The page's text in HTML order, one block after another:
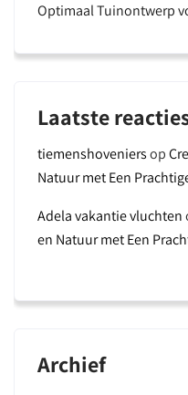
Optimaal Tuinontwerp
Laatste
tiemenshoveniersop
Natuur met Een
Adela vakantie vluchten
en Natuur met Een
Archief